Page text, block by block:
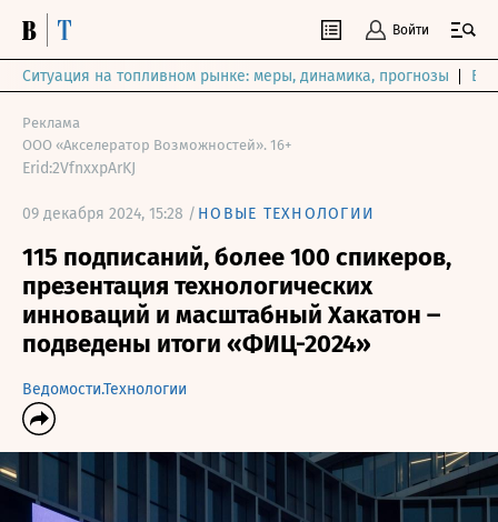
Войти
Ситуация на топливном рынке: меры, динамика, прогнозы
Реклама
ООО «Акселератор Возможностей». 16+
Erid:2VfnxxpArKJ
09 декабря 2024, 15:28 / НОВЫЕ ТЕХНОЛОГИИ
115 подписаний, более 100 спикеров,
презентация технологических
инноваций и масштабный Хакатон ‒
подведены итоги «ФИЦ-2024»
Ведомости.Технологии